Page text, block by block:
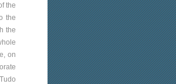
the
the
the
on